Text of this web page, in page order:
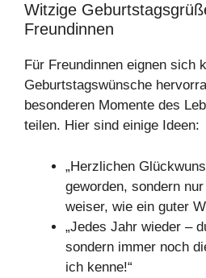
Witzige
Freundinnen
Für Freundinnen eignen sich
Geburtstagswünsche
besonderen Momente des
teilen. Hier sind einige Ideen:
„Herzlichen
geworden, sondern
weiser, wie ein guter
„Jedes Jahr wieder –
sondern immer noch
ich kenne!“